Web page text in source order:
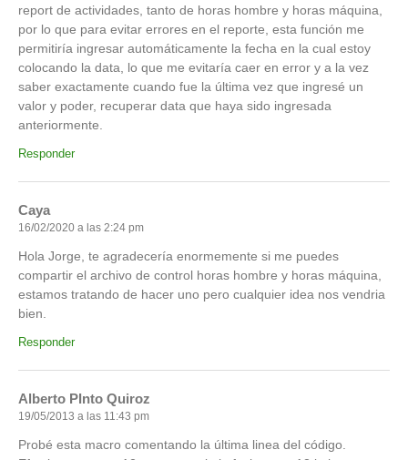
report de actividades, tanto de horas hombre y horas máquina,
por lo que para evitar errores en el reporte, esta función me
permitiría ingresar automáticamente la fecha en la cual estoy
colocando la data, lo que me evitaría caer en error y a la vez
saber exactamente cuando fue la última vez que ingresé un
valor y poder, recuperar data que haya sido ingresada
anteriormente.
Responder
Caya
16/02/2020 a las 2:24 pm
Hola Jorge, te agradecería enormemente si me puedes
compartir el archivo de control horas hombre y horas máquina,
estamos tratando de hacer uno pero cualquier idea nos vendria
bien.
Responder
Alberto PInto Quiroz
19/05/2013 a las 11:43 pm
Probé esta macro comentando la última linea del código.